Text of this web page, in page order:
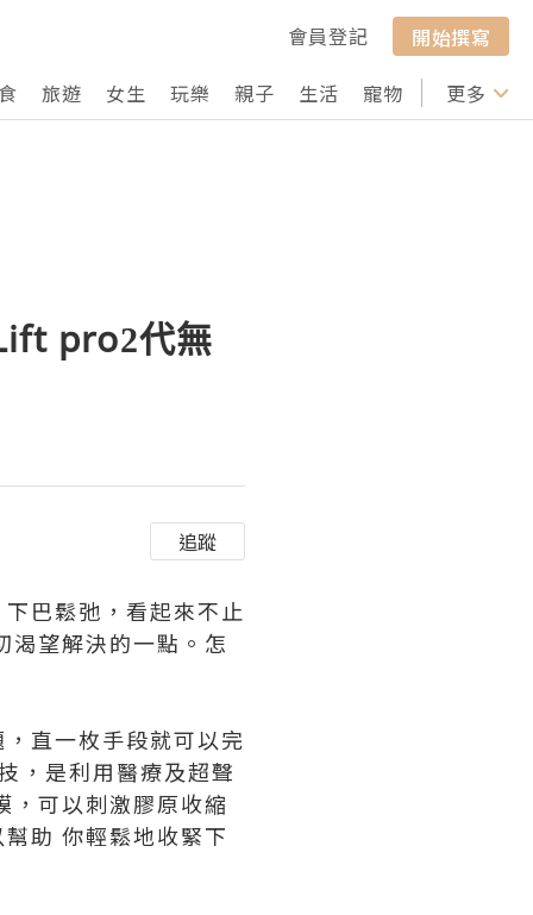
會員登記
開始撰寫
旅遊 女生 玩樂 親子 生活 寵物 行山 打卡
更多
pro2代無
追蹤
巴鬆弛，看起來不止
渴望解決的一點。怎
直一枚手段就可以完
，是利用醫療及超聲
，可以刺激膠原收縮
助 你輕鬆地收緊下